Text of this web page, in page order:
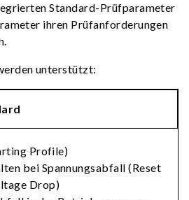
Standard-Prüfparameter
ihren Prüfanforderungen
unterstützt:
Profile)
bei Spannungsabfall (Reset
Drop)